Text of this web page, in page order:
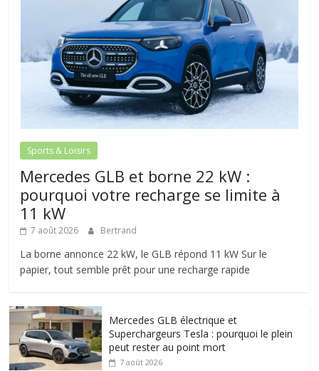
Sports & Loisirs
Mercedes GLB et borne 22 kW :
pourquoi votre recharge se limite à
11 kW
7 août 2026 Bertrand
La borne annonce 22 kW, le GLB répond 11 kW Sur le
papier, tout semble prêt pour une recharge rapide
Mercedes GLB électrique et
Superchargeurs Tesla : pourquoi le plein
peut rester au point mort
7 août 2026